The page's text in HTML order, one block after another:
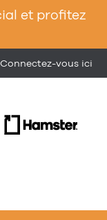
et profitez
Connectez-vous ici